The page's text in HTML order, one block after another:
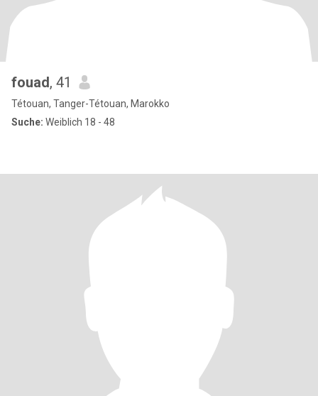
fouad, 41
Tétouan, Tanger-Tétouan, Marokko
Suche: Weiblich 18 - 48